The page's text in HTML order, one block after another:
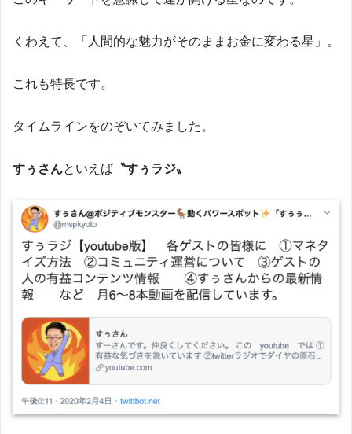
くわえて、「人間的な魅力がそのままお金に変わる星」。
これも特長です。
タイムラインをのぞいてみました。
すぅさんといえば 〝すぅラジ〟